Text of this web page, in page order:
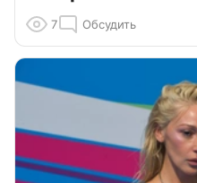
7 Обсудить